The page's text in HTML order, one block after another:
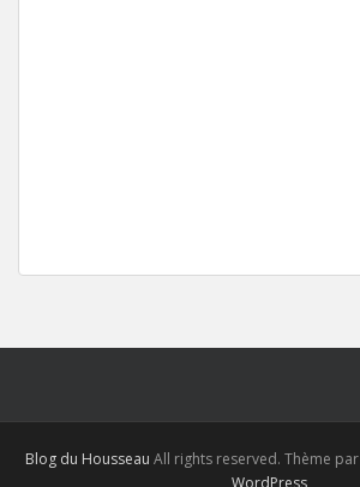
Blog du Housseau All rights reserved. Thème par
WordPress